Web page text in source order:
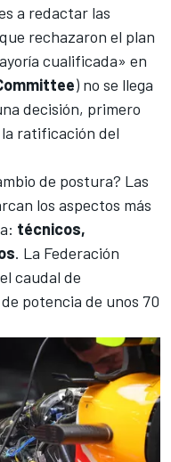
a redactar las
rechazaron el plan
cualificada» en
) no se llega
decisión, primero
la ratificación del
de postura? Las
los aspectos más
técnicos,
. La Federación
caudal de
potencia de unos 70